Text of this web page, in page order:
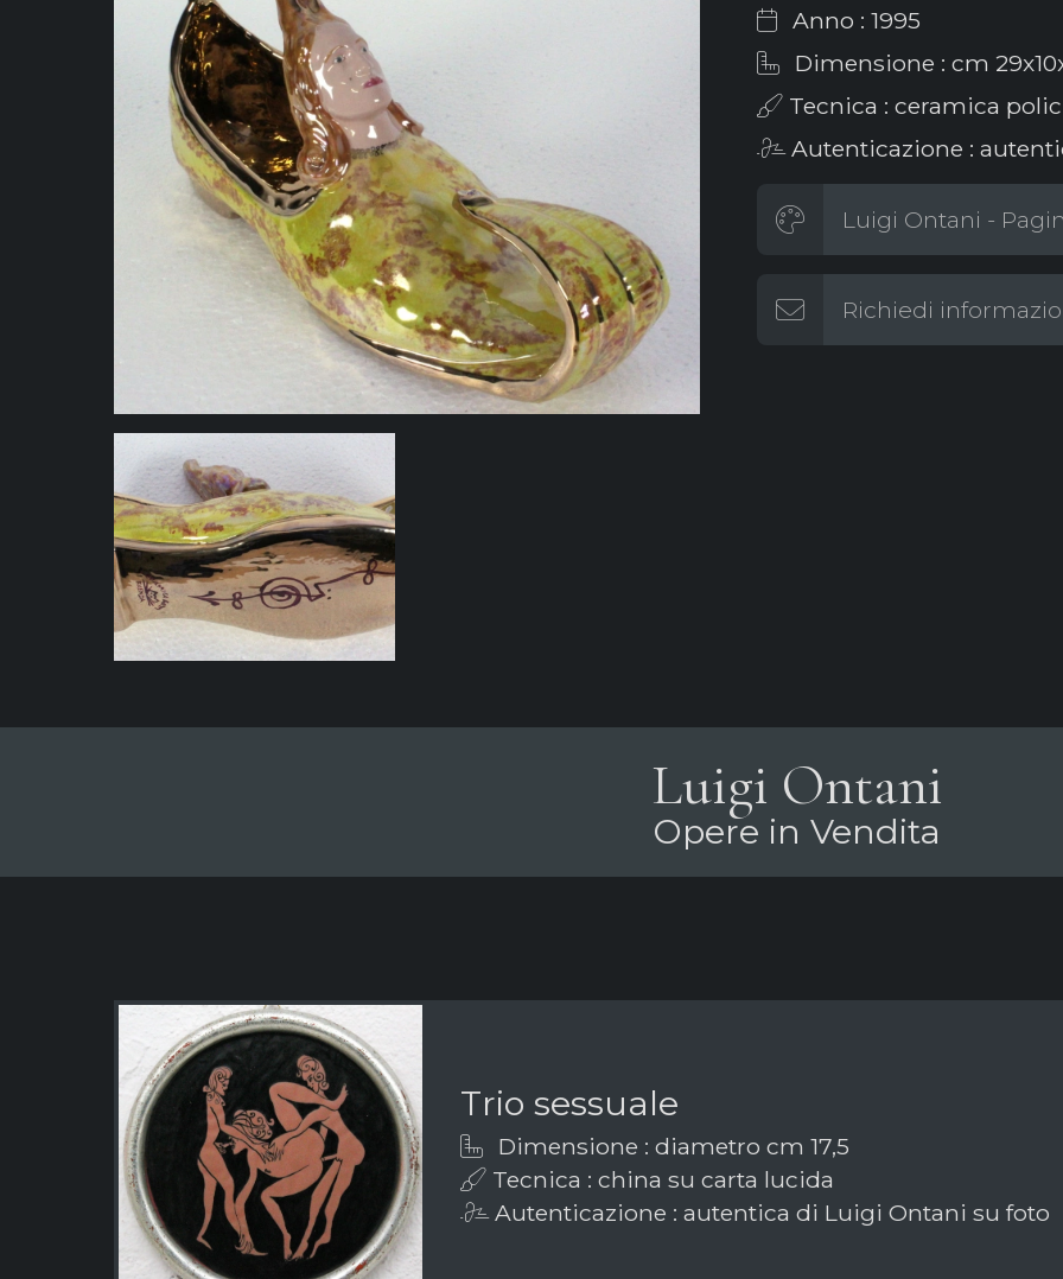
Anno : 1995
Dimensione : cm
Tecnica : ceramica
Autenticazione :
Luigi Ontani -
Richiedi
Luigi Ontani
Opere in Vendita
Trio sessuale
Dimensione : diametro cm 17,5
Tecnica : china su carta lucida
Autenticazione : autentica di Luigi Ontani su foto